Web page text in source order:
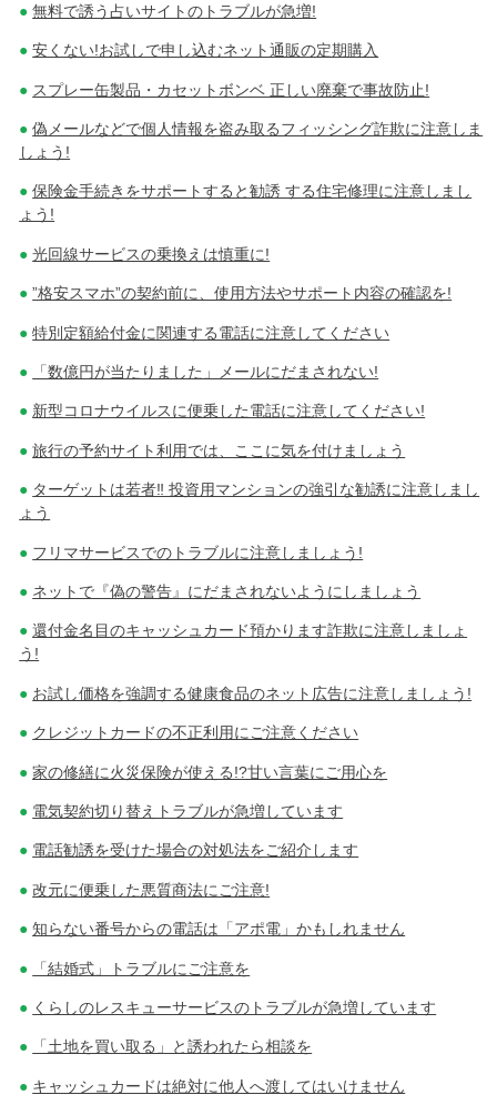
無料で誘う占いサイトのトラブルが急増!
安くない!お試しで申し込むネット通販の定期購入
スプレー缶製品・カセットボンベ 正しい廃棄で事故防止!
偽メールなどで個人情報を盗み取るフィッシング詐欺に注意しま
しょう!
保険金手続きをサポートすると勧誘 する住宅修理に注意しまし
ょう!
光回線サービスの乗換えは慎重に!
”格安スマホ”の契約前に、使用方法やサポート内容の確認を!
特別定額給付金に関連する電話に注意してください
「数億円が当たりました」メールにだまされない!
新型コロナウイルスに便乗した電話に注意してください!
旅行の予約サイト利用では、ここに気を付けましょう
ターゲットは若者‼ 投資用マンションの強引な勧誘に注意しまし
ょう
フリマサービスでのトラブルに注意しましょう!
ネットで『偽の警告』にだまされないようにしましょう
還付金名目のキャッシュカード預かります詐欺に注意しましょ
う!
お試し価格を強調する健康食品のネット広告に注意しましょう!
クレジットカードの不正利用にご注意ください
家の修繕に火災保険が使える!?甘い言葉にご用心を
電気契約切り替えトラブルが急増しています
電話勧誘を受けた場合の対処法をご紹介します
改元に便乗した悪質商法にご注意!
知らない番号からの電話は「アポ電」かもしれません
「結婚式」トラブルにご注意を
くらしのレスキューサービスのトラブルが急増しています
「土地を買い取る」と誘われたら相談を
キャッシュカードは絶対に他人へ渡してはいけません